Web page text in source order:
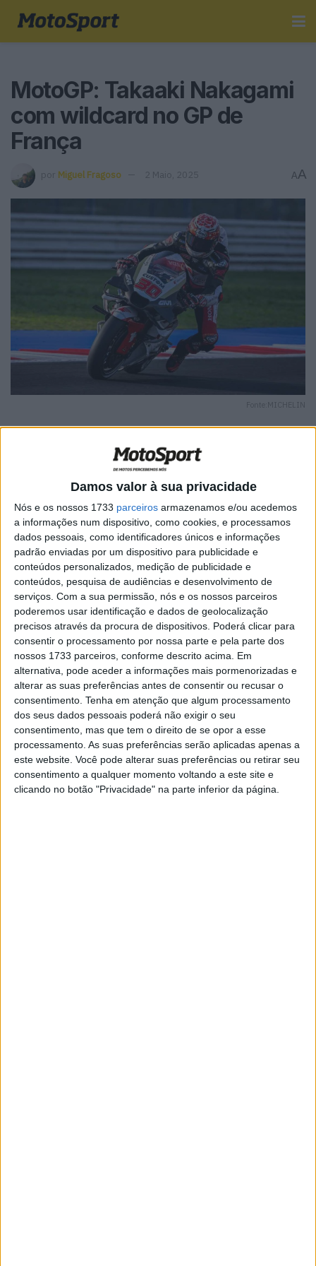
Damos valor à sua privacidade
Nós e os nossos 1733 parceiros armazenamos e/ou acedemos
a informações num dispositivo, como cookies, e processamos
dados pessoais, como identificadores únicos e informações
padrão enviadas por um dispositivo para publicidade e
conteúdos personalizados, medição de publicidade e
conteúdos, pesquisa de audiências e desenvolvimento de
serviços. Com a sua permissão, nós e os nossos parceiros
poderemos usar identificação e dados de geolocalização
precisos através da procura de dispositivos. Poderá clicar para
consentir o processamento por nossa parte e pela parte dos
nossos 1733 parceiros, conforme descrito acima. Em
alternativa, pode aceder a informações mais pormenorizadas e
alterar as suas preferências antes de consentir ou recusar o
consentimento. Tenha em atenção que algum processamento
dos seus dados pessoais poderá não exigir o seu
consentimento, mas que tem o direito de se opor a esse
processamento. As suas preferências serão aplicadas apenas a
este website. Você pode alterar suas preferências ou retirar seu
consentimento a qualquer momento voltando a este site e
clicando no botão "Privacidade" na parte inferior da página.
MotoGP: Takaaki Nakagami
com wildcard no GP de
França
por Miguel Fragoso 2 Maio, 2025 AA
Fonte:MICHELIN
🔊 Ouvir artigo
Após a participação de Aleix Espargaro como wildcard no
GP de Espanha, é a vez de Takaaki Nakagami envergar
as peles da Honda HRC Test Team, uma vez que o piloto
japonês se prepara para o regresso às corridas no GP de
França.
Depois de competir no MotoGP durante sete épocas
entre 2018 e 2024, Nakagami tornou-se um dos pilotos
de testes de confiança da Honda HRC para 2025 e,
depois de ter completado vários testes privados, o piloto
de 33 anos vai participar no seu primeiro Grande Prémio
desde o GP de Solidariedade do ano passado, em
novembro, enquanto a Honda continua a tirar partido das
regras de concessão do MotoGP.
Nakagami também esteve em pista no recente Teste de
Jerez, onde completou 62 voltas, enquanto o #30 se